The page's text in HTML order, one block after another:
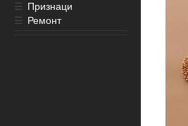
☰ Признаци
☰ Ремонт